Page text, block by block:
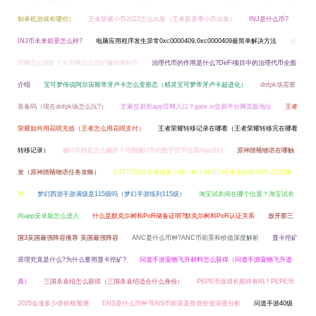
制单机游戏有哪些） 王者荣耀小乔2022怎么出装（王者新赛季小乔出装） INJ是什么币?
INJ币未来前景怎么样? 电脑应用程序发生异常0xc0000409,0xc0000409最简单解决方法 火
币网怎么挖矿？火币网怎么挖矿赚钱哪种币 治理代币的作用是什么?DeFi项目中的治理代币全面
介绍 宝可梦传说阿尔宙斯帝牙卢卡怎么变形态（精灵宝可梦帝牙卢卡超进化） dnfpk场需要
装备吗（现在dnfpk场怎么玩?） 芝麻交易所app官网入口？gate.io交易平台网页版地址 王者
荣耀如何用花呗充值（王者怎么用花呗支付） 王者荣耀转移记录在哪看（王者荣耀转移完在哪看
转移记录） 赚U币都是怎么赚的？币圈赚U币的数字货币交易App排行 原神踏鞴物语在哪触
发（原神踏鞴物语任务攻略） CAT币2025未来值多少钱一枚？猫币CAT未来价格2025-2030预
测 梦幻西游手游满级是115级吗（梦幻手游练到115级） 淘宝试衣间在哪个位置？淘宝试衣
间app安卓版怎么进入 什么是默克尔树和PoR储备证明?默克尔树和PoR认证关系 放开那三
国3吴国最强阵容推荐 吴国最强阵容 ANC是什么币种?ANC币前景和价值深度解析 显卡挖矿
原理究竟是什么?为什么要用显卡挖矿? 问道手游宠物飞升材料怎么获得（问道手游宠物飞升道
具） 三国杀袁绍怎么获得（三国杀袁绍适合什么身份） PEPE币值得长期持有吗？PEPE币
2025会涨多少倍价格预测 ENS是什么币种?ENS币前景及投资价值深度分析 问道手游40级